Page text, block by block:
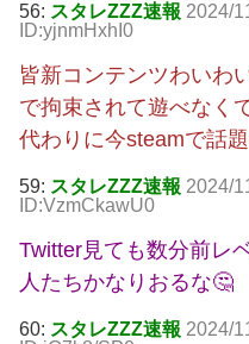
56: スタレZZZ速報 2024/
ID:yjnmHxhI0
皆新コンテンツわいわ
で拘束されて遊べなく
代わりに今steamで話
59: スタレZZZ速報 2024/
ID:VzmCkawU0
Twitter見ても数分前レ
人たちかなりおるな🤔
60: スタレZZZ速報 2024/